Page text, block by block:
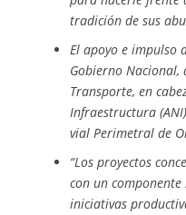
tradición de sus
El apoyo e impulso
Gobierno
Transporte, en
Infraestructura
vial Perimetral de
“Los proyectos
con un
iniciativas